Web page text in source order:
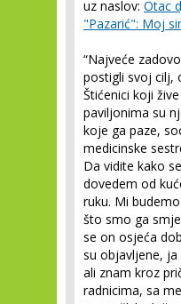
uz naslov: Otac
"Pazarić": Moj
“Najveće
postigli svoj cilj,
Štićenici koji
paviljonima su
koje ga paze,
medicinske
Da vidite kako
dovedem od
ruku. Mi
što smo ga
se on osjeća
su objavljene,
ali znam kroz
radnicima, sa